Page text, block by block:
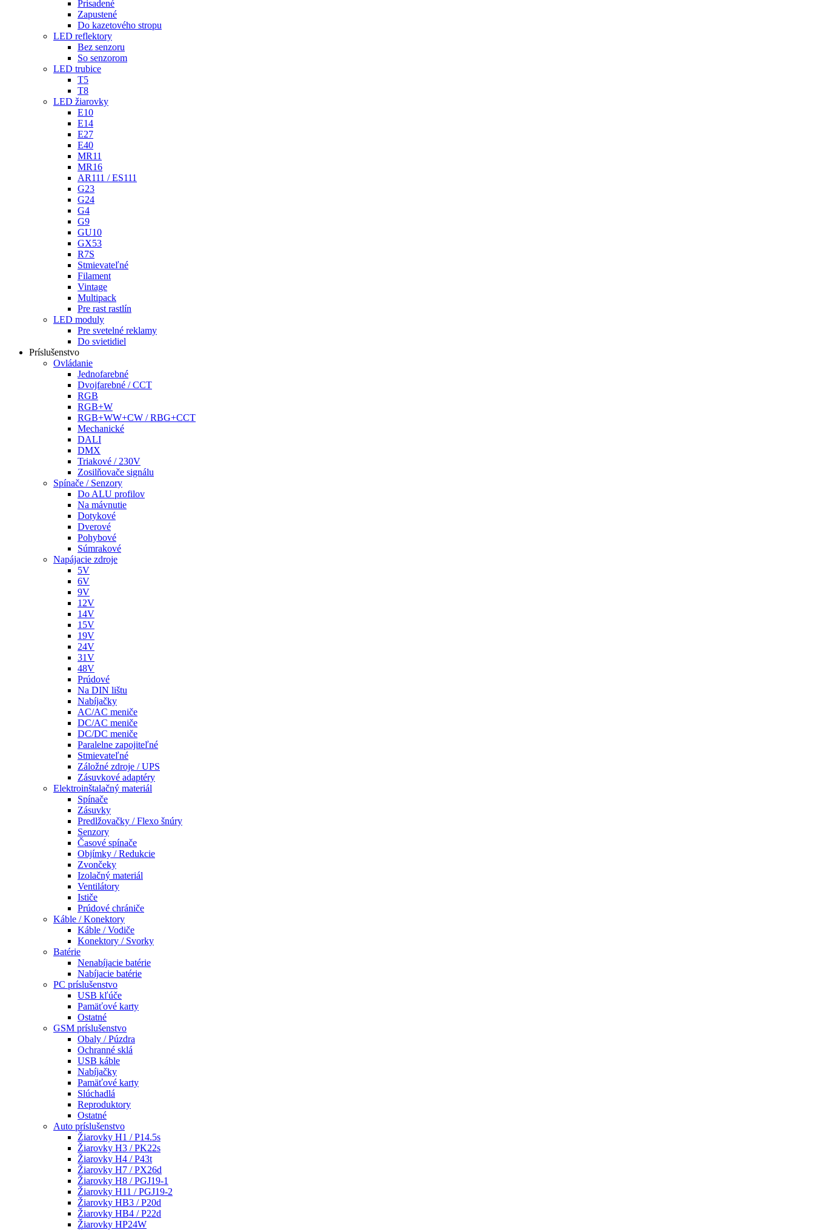
Prisadené
Zapustené
Do kazetového stropu
LED reflektory
Bez senzoru
So senzorom
LED trubice
T5
T8
LED žiarovky
E10
E14
E27
E40
MR11
MR16
AR111 / ES111
G23
G24
G4
G9
GU10
GX53
R7S
Stmievateľné
Filament
Vintage
Multipack
Pre rast rastlín
LED moduly
Pre svetelné reklamy
Do svietidiel
Príslušenstvo
Ovládanie
Jednofarebné
Dvojfarebné / CCT
RGB
RGB+W
RGB+WW+CW / RBG+CCT
Mechanické
DALI
DMX
Triakové / 230V
Zosilňovače signálu
Spínače / Senzory
Do ALU profilov
Na mávnutie
Dotykové
Dverové
Pohybové
Súmrakové
Napájacie zdroje
5V
6V
9V
12V
14V
15V
19V
24V
31V
48V
Prúdové
Na DIN lištu
Nabíjačky
AC/AC meniče
DC/AC meniče
DC/DC meniče
Paralelne zapojiteľné
Stmievateľné
Záložné zdroje / UPS
Zásuvkové adaptéry
Elektroinštalačný materiál
Spínače
Zásuvky
Predlžovačky / Flexo šnúry
Senzory
Časové spínače
Objímky / Redukcie
Zvončeky
Izolačný materiál
Ventilátory
Ističe
Prúdové chrániče
Káble / Konektory
Káble / Vodiče
Konektory / Svorky
Batérie
Nenabíjacie batérie
Nabíjacie batérie
PC príslušenstvo
USB kľúče
Pamäťové karty
Ostatné
GSM príslušenstvo
Obaly / Púzdra
Ochranné sklá
USB káble
Nabíjačky
Pamäťové karty
Slúchadlá
Reproduktory
Ostatné
Auto príslušenstvo
Žiarovky H1 / P14.5s
Žiarovky H3 / PK22s
Žiarovky H4 / P43t
Žiarovky H7 / PX26d
Žiarovky H8 / PGJ19-1
Žiarovky H11 / PGJ19-2
Žiarovky HB3 / P20d
Žiarovky HB4 / P22d
Žiarovky HP24W